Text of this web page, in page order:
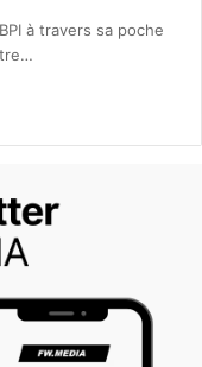
à travers sa poche